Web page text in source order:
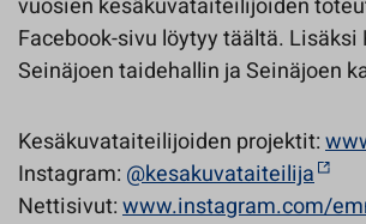
vuosien kesäkuvataiteilijoiden
Facebook-sivu löytyy täältä.
Seinäjoen taidehallin ja Seinäjoen
Kesäkuvataiteilijoiden projektit:
Instagram: @kesakuvataiteilija
Nettisivut:www.instagram.com/